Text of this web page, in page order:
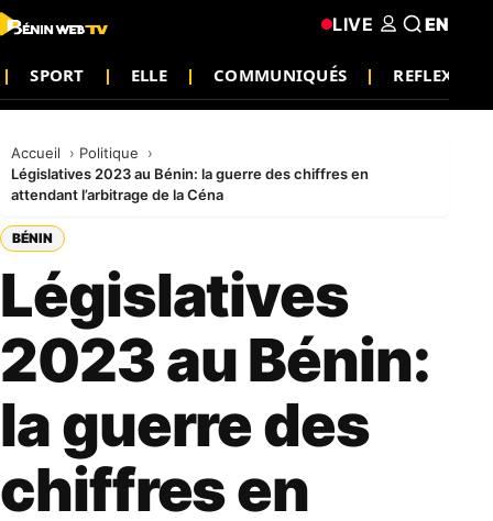
SPORT ELLE COMMUNIQUÉS REFLEXION
LIVE EN
Accueil
Politique
Législatives 2023 au Bénin: la guerre des chiffres en
attendant l’arbitrage de la Céna
BÉNIN
Législatives
2023 au Bénin:
la guerre des
chiffres en